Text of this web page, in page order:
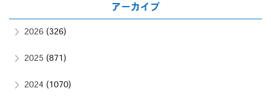
アーカイブ
2026 (326)
2025 (871)
2024 (1070)